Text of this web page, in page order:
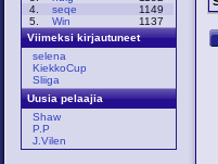
4.
seqe
1149
5.
Win
1137
Viimeksi kirjautuneet
selena
KiekkoCup
Sliiga
Uusia pelaajia
Shaw
P.P
J.Vilen